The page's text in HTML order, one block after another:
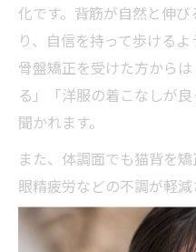
化です。背筋が自然と伸
り、自信を持って歩ける
骨盤矯正を受けた方から
る」「洋服の着こなしが
聞かれます。
また、体調面でも猫背を
眼精疲労などの不調が軽
は、骨盤や背骨のバラン
きが改善され、身体全体の